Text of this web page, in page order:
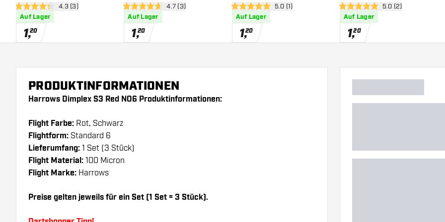
Bewertungsbereich öffnen
4.3 Bewertungssterne
4.3 (3)
Auf Lager
1,20
Bewertungsbereich öffnen
4.7 Bewertungssterne
4.7 (3)
Auf Lager
1,20
Bewertungsbereich öffnen
5 Bewertungssterne
5.0 (1)
Auf Lager
1,20
Bewertungsbereich
5 Bewertungssterne
5.0 (2)
Auf Lager
1,20
PRODUKTINFORMATIONEN
Harrows Dimplex S3 Red NO6 Produktinformationen:
Flight Farbe: Rot, Schwarz
Flightform: Standard 6
Lieferumfang: 1 Set (3 Stück)
Flight Material: 100 Micron
Flight Marke: Harrows
Preise gelten jeweils für ein Set (1 Set = 3 Stück).